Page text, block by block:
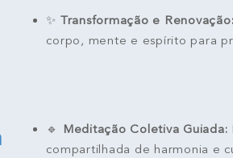
✨ Transformação e Renovação:
corpo, mente e espírito para
🔹 Meditação Coletiva Guiada:
compartilhada de harmonia e